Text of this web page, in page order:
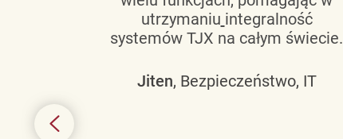
utrzymaniu integralność
systemów TJX na całym świecie.
Jiten, Bezpieczeństwo, IT